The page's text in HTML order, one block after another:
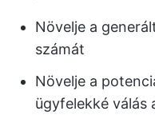
Növelje a
számát
Növelje a
ügyfelekké válás